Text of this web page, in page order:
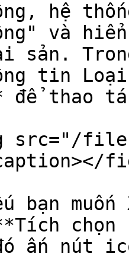
hệ
và
tin
để thao
src="/files/
bạn
chọn
ấn nút